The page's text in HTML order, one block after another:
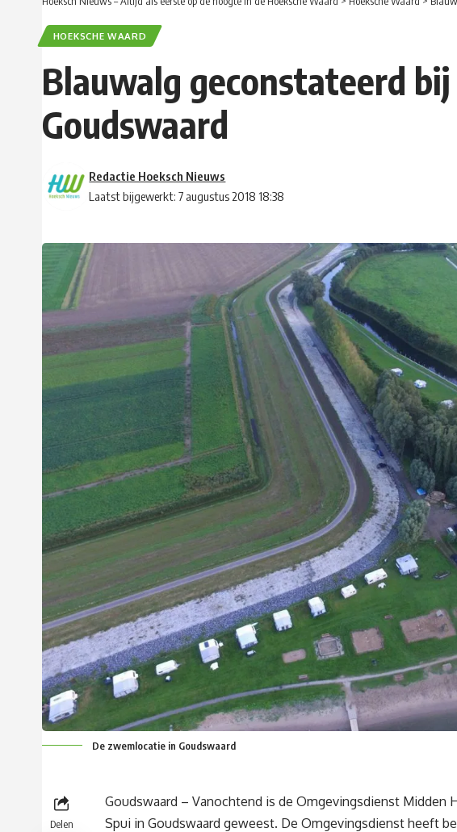
HOEKSCHE WAARD
Blauwalg geconstateerd
Goudswaard
Laatst bijgewerkt: 7 augustus 2018 18:38
Redactie Hoeksch Nieuws
De zwemlocatie in Goudswaard
Delen
Goudswaard – Vanochtend is de Omgevingsdienst Midden
Spui in Goudswaard geweest. De Omgevingsdienst heeft